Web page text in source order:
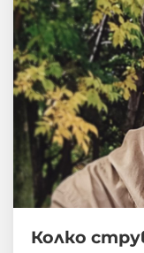
Колко